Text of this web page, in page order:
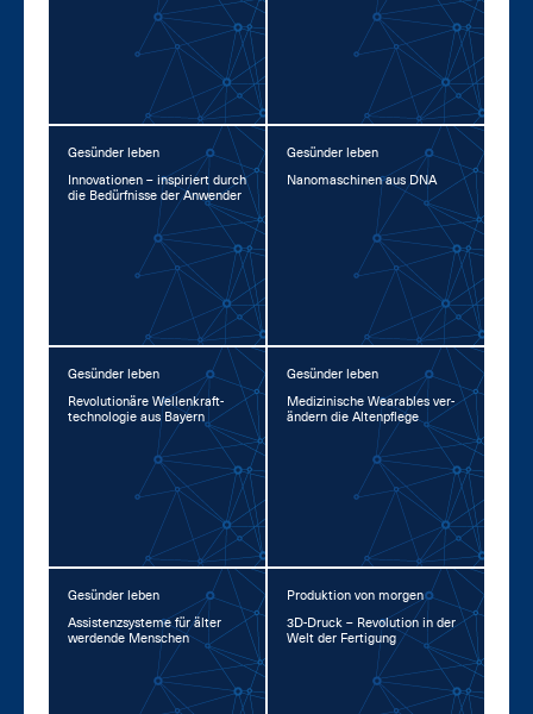
Gesünder leben
In­no­va­tio­nen – in­spi­riert durch
die Be­dürf­nis­se der An­wen­der
Gesünder leben
Na­no­ma­schi­nen aus DNA
Gesünder leben
Re­vo­lu­tio­nä­re Wel­len­kraft­
tech­no­lo­gie aus Bay­ern
Gesünder leben
Me­di­zi­ni­sche Weara­bles ver­
än­dern die Al­ten­pfle­ge
Gesünder leben
As­sis­tenz­sys­te­me für äl­ter
wer­den­de Men­schen
Produktion von morgen
3D-Druck – Re­vo­lu­ti­on in der
Welt der Fer­ti­gung